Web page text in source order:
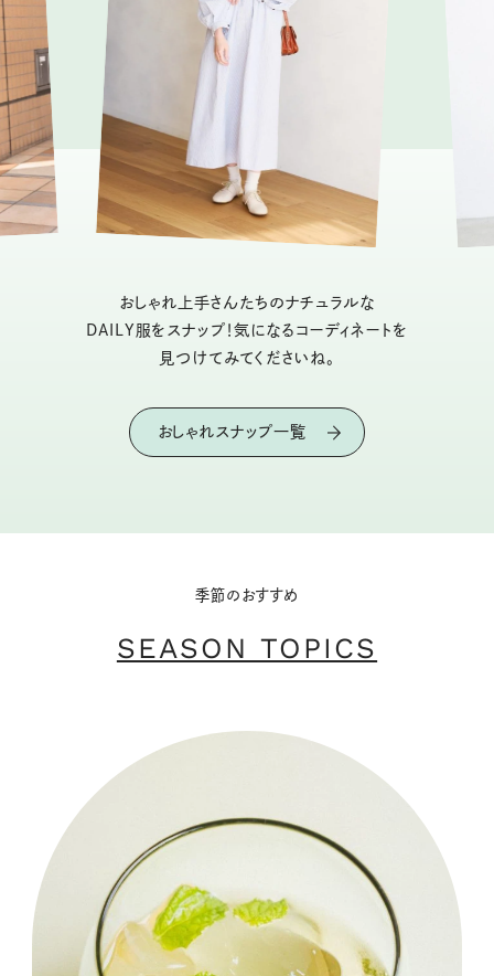
おしゃれ上手さんたちのナチュラルな
DAILY服をスナップ！気になるコーディネートを
見つけてみてくださいね。
おしゃれスナップ一覧
季節のおすすめ
SEASON TOPICS